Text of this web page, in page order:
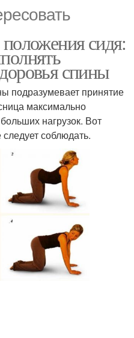
сидя:
спины
подразумевает принятие
максимально
нагрузок. Вот
соблюдать.